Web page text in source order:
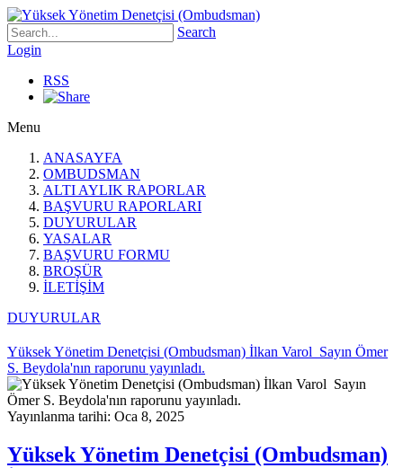
Search
Login
RSS
Menu
ANASAYFA
OMBUDSMAN
ALTI AYLIK RAPORLAR
BAŞVURU RAPORLARI
DUYURULAR
YASALAR
BAŞVURU FORMU
BROŞÜR
İLETİŞİM
DUYURULAR
Yüksek Yönetim Denetçisi (Ombudsman) İlkan Varol Sayın Ömer
S. Beydola'nın raporunu yayınladı.
Yayınlanma tarihi: Oca 8, 2025
Yüksek Yönetim Denetçisi (Ombudsman)